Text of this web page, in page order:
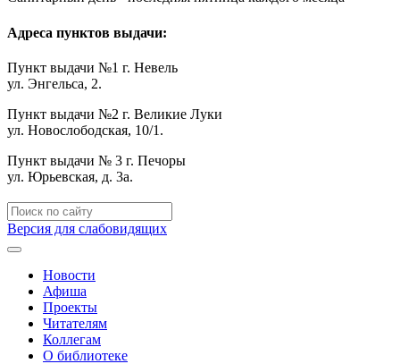
Адреса пунктов выдачи:
Пункт выдачи №1 г. Невель
ул. Энгельса, 2.
Пункт выдачи №2 г. Великие Луки
ул. Новослободская, 10/1.
Пункт выдачи № 3 г. Печоры
ул. Юрьевская, д. 3а.
Версия для слабовидящих
Новости
Афиша
Проекты
Читателям
Коллегам
О библиотеке